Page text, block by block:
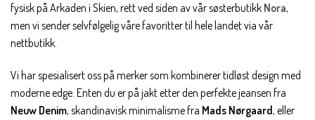
fysisk på Arkaden i Skien, rett ved siden av vår søsterbutikk Nora,
men vi sender selvfølgelig våre favoritter til hele landet via vår
nettbutikk.
Vi har spesialisert oss på merker som kombinerer tidløst design med
moderne edge. Enten du er på jakt etter den perfekte jeansen fra
Neuw Denim, skandinavisk minimalisme fra Mads Nørgaard, eller